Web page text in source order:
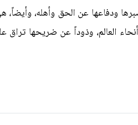
ودفاعها عن الحق وأهله،
العالم، وذوداً عن ضريحها تراق